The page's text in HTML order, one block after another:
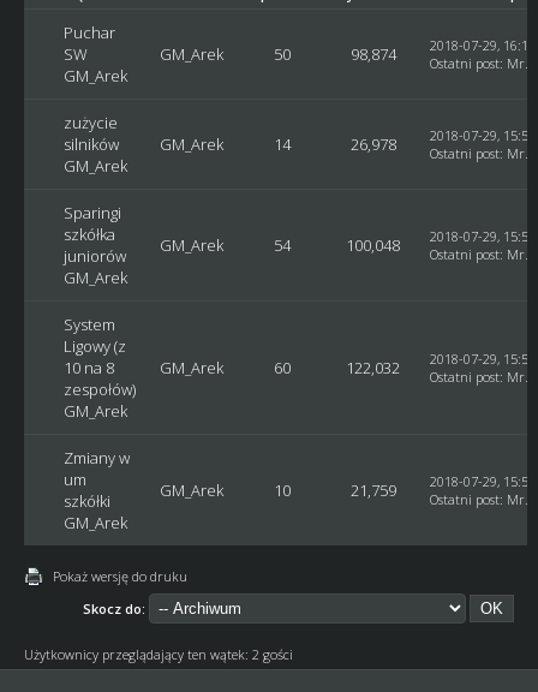
Puchar
SW
GM_Arek
GM_Arek 50 98,874
2018-07-29,
Ostatni post: Mr.
zużycie
silników
GM_Arek
GM_Arek 14 26,978
2018-07-29,
Ostatni post: Mr.
Sparingi
szkółka
juniorów
GM_Arek
GM_Arek 54 100,048
2018-07-29,
Ostatni post: Mr.
System
Ligowy (z
10 na 8
zespołów)
GM_Arek
GM_Arek 60 122,032
2018-07-29,
Ostatni post: Mr.
Zmiany w
um
szkółki
GM_Arek
GM_Arek 10 21,759
2018-07-29,
Ostatni post: Mr.
Pokaż wersję do druku
Skocz do:
Użytkownicy przeglądający ten wątek: 2 gości